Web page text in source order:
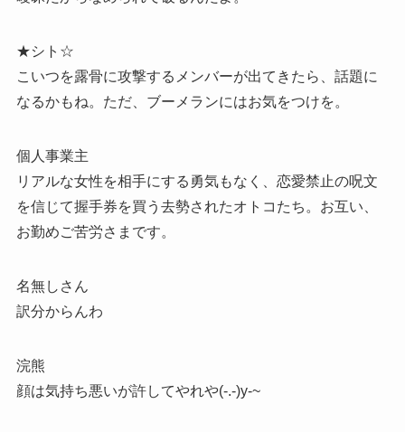
★シト☆
こいつを露骨に攻撃するメンバーが出てきたら、話題に
なるかもね。ただ、ブーメランにはお気をつけを。
個人事業主
リアルな女性を相手にする勇気もなく、恋愛禁止の呪文
を信じて握手券を買う去勢されたオトコたち。お互い、
お勤めご苦労さまです。
名無しさん
訳分からんわ
浣熊
顔は気持ち悪いが許してやれや(-.-)y-~